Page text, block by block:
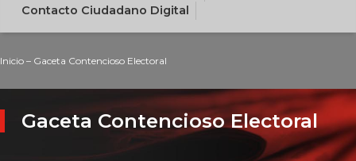
Contacto Ciudadano Digital
Inicio – Gaceta Contencioso Electoral
Gaceta Contencioso Electoral